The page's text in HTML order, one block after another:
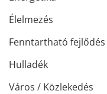
Élelmezés
Fenntartható fejlődés
Hulladék
Város / Közlekedés